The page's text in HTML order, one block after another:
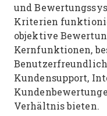
und
Kriterien
objektive
Kernfunktionen,
Kundensupport,
Verhältnis bieten.